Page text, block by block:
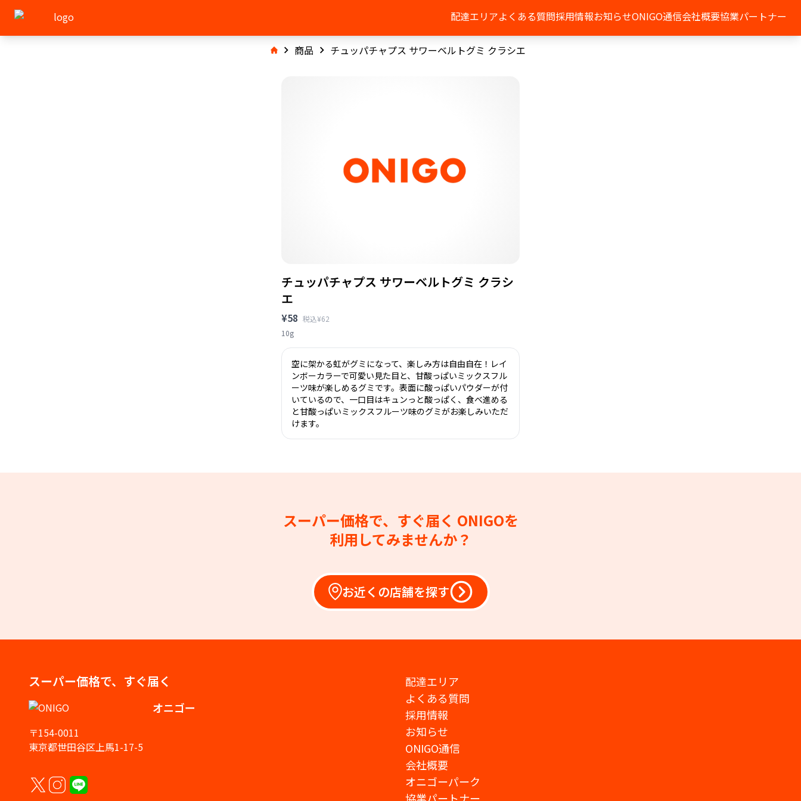
配達エリアよくある質問採用情報お知らせONIGO通信会社概要協業パートナー
商品 チュッパチャプス サワーベルトグミ クラシエ
チュッパチャプス サワーベルトグミ クラシ
エ
¥58 税込¥62
10g
空に架かる虹がグミになって、楽しみ方は自由自在！レイ
ンボーカラーで可愛い見た目と、甘酸っぱいミックスフル
ーツ味が楽しめるグミです。表面に酸っぱいパウダーが付
いているので、一口目はキュンっと酸っぱく、食べ進める
と甘酸っぱいミックスフルーツ味のグミがお楽しみいただ
けます。
スーパー価格で、すぐ届く ONIGOを
利用してみませんか？
お近くの店舗を探す
スーパー価格で、すぐ届く
オニゴー
〒154-0011
東京都世田谷区上馬1-17-5
配達エリア
よくある質問
採用情報
お知らせ
ONIGO通信
会社概要
オニゴーパーク
協業パートナー